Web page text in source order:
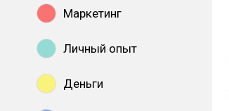
Маркетинг
Личный опыт
Деньги